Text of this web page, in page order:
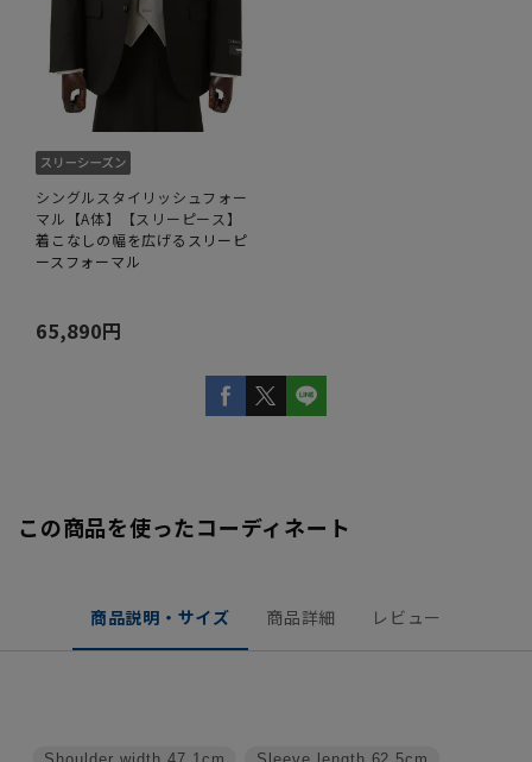
シングルスタイリッシュフォー
マル【A体】【スリーピース】
着こなしの幅を広げるスリーピ
ースフォーマル
65,890円
この商品を使ったコーディネート
商品説明・サイズ 商品詳細 レビュー